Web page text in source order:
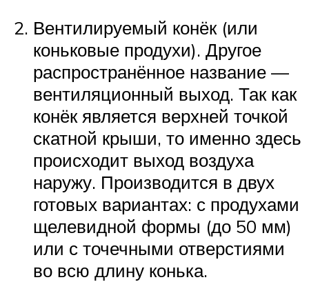
Вентилируемый конёк (или
коньковые продухи). Другое
распространённое название —
вентиляционный выход. Так как
конёк является верхней точкой
скатной крыши, то именно здесь
происходит выход воздуха
наружу. Производится в двух
готовых вариантах: с продухами
щелевидной формы (до 50 мм)
или с точечными отверстиями
во всю длину конька.